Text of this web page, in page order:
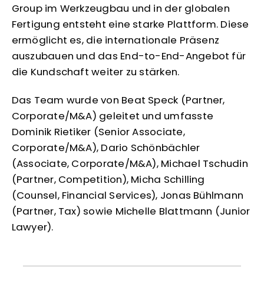
Group im Werkzeugbau und in der globalen
Fertigung entsteht eine starke Plattform. Diese
ermöglicht es, die internationale Präsenz
auszubauen und das End-to-End-Angebot für
die Kundschaft weiter zu stärken.
Das Team wurde von Beat Speck (Partner,
Corporate/M&A) geleitet und umfasste
Dominik Rietiker (Senior Associate,
Corporate/M&A), Dario Schönbächler
(Associate, Corporate/M&A), Michael Tschudin
(Partner, Competition), Micha Schilling
(Counsel, Financial Services), Jonas Bühlmann
(Partner, Tax) sowie Michelle Blattmann (Junior
Lawyer).